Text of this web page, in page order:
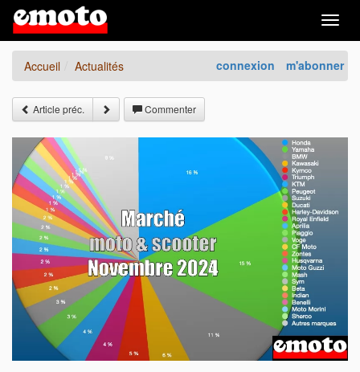
connexion m'abonner
Accueil Actualités
Article préc. Commenter